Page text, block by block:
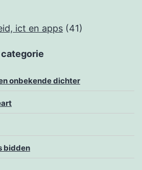
ict en apps (41)
onbekende dichter
bidden